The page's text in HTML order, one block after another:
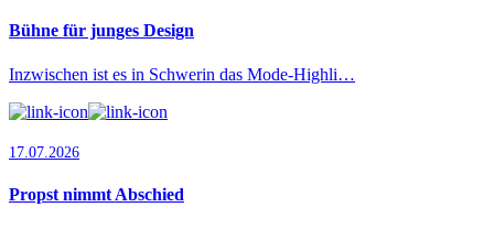
Bühne für junges Design
Inzwischen ist es in Schwerin das Mode-Highli…
17.07.2026
Propst nimmt Abschied